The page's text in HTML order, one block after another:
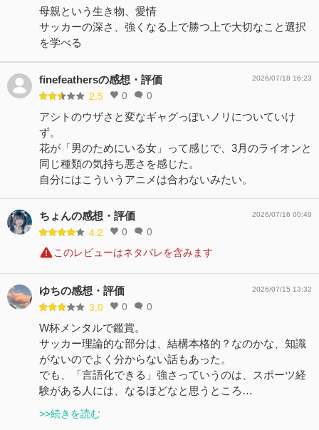
母親という生き物、愛情
サッカーの深さ、強くなる上で勝つ上で大切なこと選択
を学べる
finefeathersの感想・評価
2.5 0 0
2026/07/18 16:23
アシトのウザさと変なギャグっぽいノリについていけ
ず。
花が「男のためにいる女」って感じで、3月のライオンと
同じ種類の気持ち悪さを感じた。
自分にはこういうアニメは合わないみたい。
ちょんの感想・評価
4.2 0 0
2026/07/16 00:49
このレビューはネタバレを含みます
ゆちの感想・評価
3.0 0 0
2026/07/15 13:32
W杯メンタルで鑑賞。
サッカー理論的な部分は、結構本格的？なのかな、知識
がないのでよく分からない話もあった。
でも、「言語化できる」強さっていうのは、スポーツ経
験がある人には、なるほどなと思うところ…
>>続きを読む